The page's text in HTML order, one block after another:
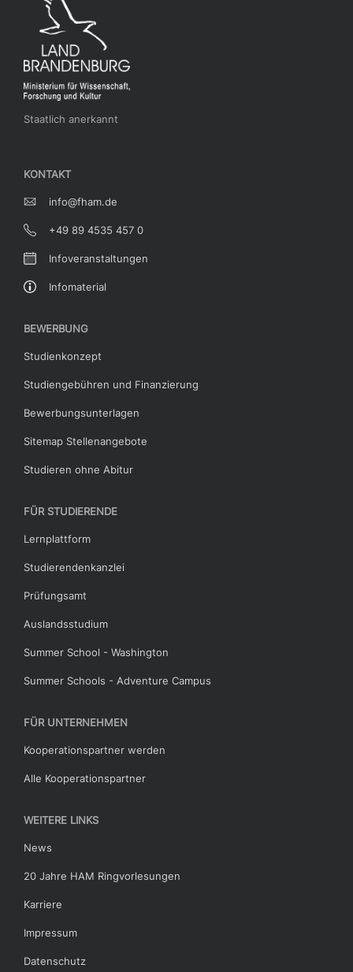
Staatlich anerkannt
KONTAKT
info@fham.de
+49 89 4535 457 0
Infoveranstaltungen
Infomaterial
BEWERBUNG
Studienkonzept
Studiengebühren und Finanzierung
Bewerbungsunterlagen
Sitemap Stellenangebote
Studieren ohne Abitur
FÜR STUDIERENDE
Lernplattform
Studierendenkanzlei
Prüfungsamt
Auslandsstudium
Summer School - Washington
Summer Schools - Adventure Campus
FÜR UNTERNEHMEN
Kooperationspartner werden
Alle Kooperationspartner
WEITERE LINKS
News
20 Jahre HAM Ringvorlesungen
Karriere
Impressum
Datenschutz